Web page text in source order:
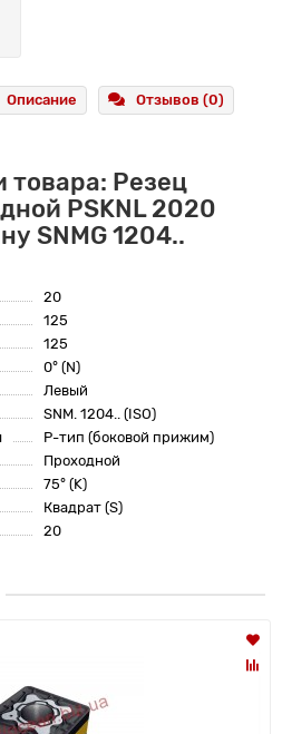
Описание Отзывов (0)
товара: Резец
PSKNL 2020
SNMG 1204..
20
125
125
0° (N)
Левый
SNM. 1204.. (ISO)
P-тип (боковой прижим)
Проходной
75° (K)
Квадрат (S)
20